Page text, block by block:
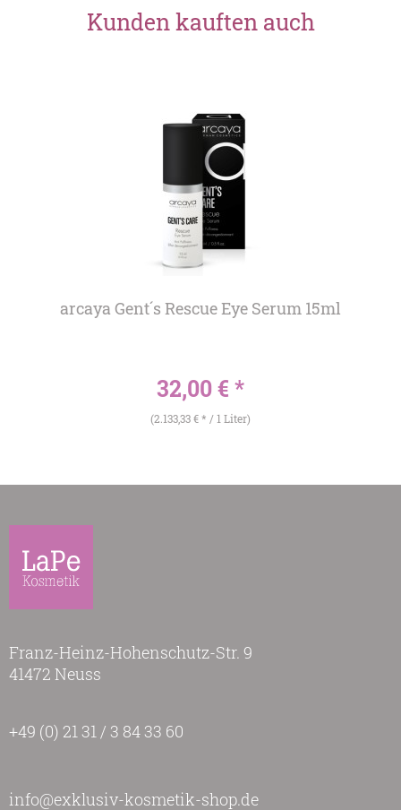
Kunden kauften auch
arcaya Gent´s Rescue Eye Serum 15ml
32,00 € *
(2.133,33 € * / 1 Liter)
Franz-Heinz-Hohenschutz-Str. 9
41472 Neuss
+49 (0) 21 31 / 3 84 33 60
info@exklusiv-kosmetik-shop.de